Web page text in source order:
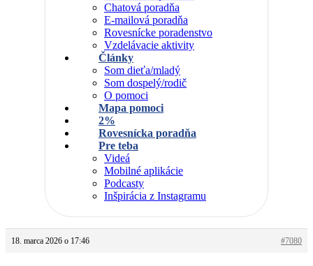
Chatová poradňa
E-mailová poradňa
Rovesnícke poradenstvo
Vzdelávacie aktivity
Články
Som dieťa/mladý
Som dospelý/rodič
O pomoci
Mapa pomoci
2%
Rovesnícka poradňa
Pre teba
Videá
Mobilné aplikácie
Podcasty
Inšpirácia z Instagramu
18. marca 2026 o 17:46 #7080